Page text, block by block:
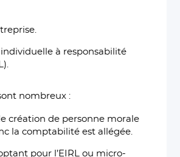
individuelle à responsabilité
nombreux :
création de personne morale
la comptabilité est allégée.
pour l’EIRL ou micro-